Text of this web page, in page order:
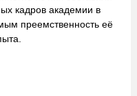
кадров академии в
преемственность её